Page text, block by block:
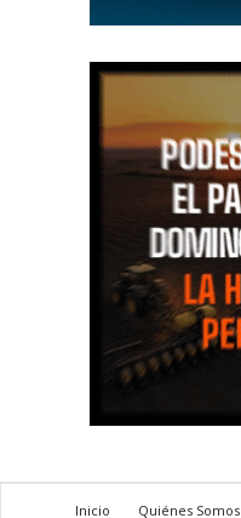
Inicio Quiénes Somos